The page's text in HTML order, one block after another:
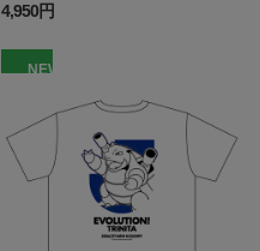
4,950円
NEW